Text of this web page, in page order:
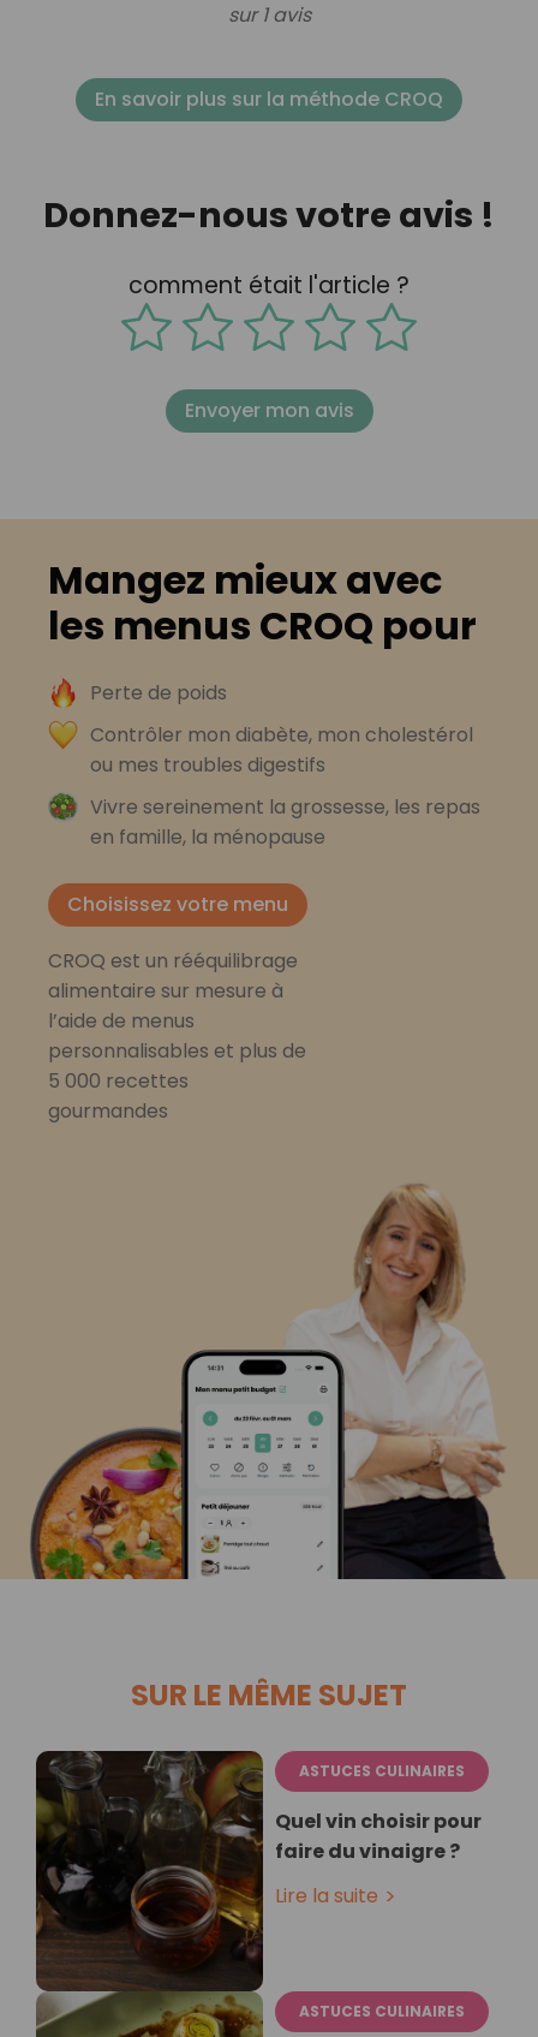
sur 1 avis
En savoir plus sur la méthode CROQ
Donnez-nous votre avis !
comment était l'article ?
Envoyer mon avis
Mangez mieux avec
les menus CROQ pour
Perte de poids
Contrôler mon diabète, mon cholestérol
ou mes troubles digestifs
Vivre sereinement la grossesse, les repas
en famille, la ménopause
Choisissez votre menu
CROQ est un rééquilibrage
alimentaire sur mesure à
l’aide de menus
personnalisables et plus de
5 000 recettes
gourmandes
SUR LE MÊME SUJET
ASTUCES CULINAIRES
Quel vin choisir pour
faire du vinaigre ?
Lire la suite
ASTUCES CULINAIRES